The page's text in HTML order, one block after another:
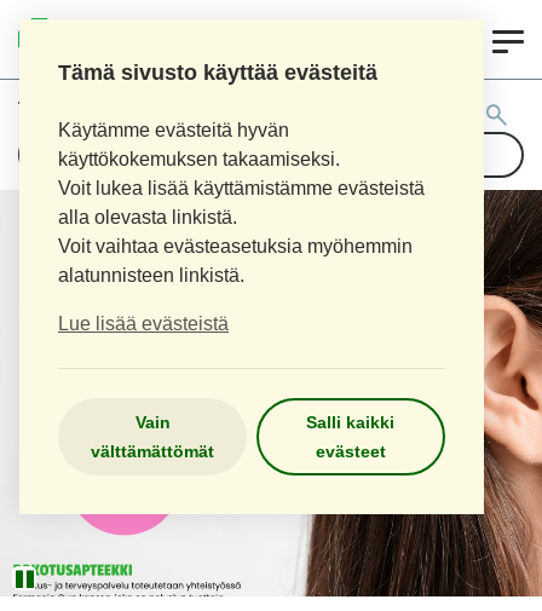
Tämä sivusto käyttää evästeitä
Käytämme evästeitä hyvän
käyttökokemuksen takaamiseksi.
Voit lukea lisää käyttämistämme evästeistä
alla olevasta linkistä.
Voit vaihtaa evästeasetuksia myöhemmin
alatunnisteen linkistä.
Lue lisää evästeistä
Vain
välttämättömät
Salli kaikki
evästeet
Tuotehaku: